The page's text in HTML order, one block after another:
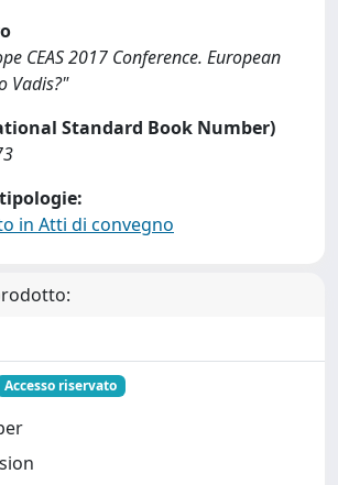
CEAS 2017 Conference. European
Vadis?"
Standard Book Number)
in Atti di convegno
Accesso riservato